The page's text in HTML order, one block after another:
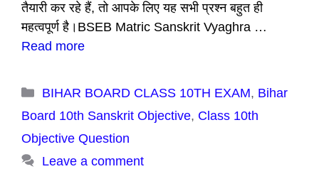
तैयारी कर रहे हैं, तो आपके लिए यह सभी प्रश्न बहुत ही
महत्वपूर्ण है।BSEB Matric Sanskrit Vyaghra …
Read more
Categories
BIHAR BOARD CLASS 10TH EXAM, Bihar
Board 10th Sanskrit Objective, Class 10th
Objective Question
Leave a comment